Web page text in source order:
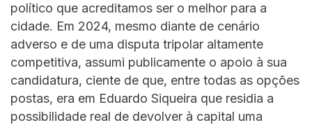
político que acreditamos ser o melhor para a
cidade. Em 2024, mesmo diante de cenário
adverso e de uma disputa tripolar altamente
competitiva, assumi publicamente o apoio à sua
candidatura, ciente de que, entre todas as opções
postas, era em Eduardo Siqueira que residia a
possibilidade real de devolver à capital uma